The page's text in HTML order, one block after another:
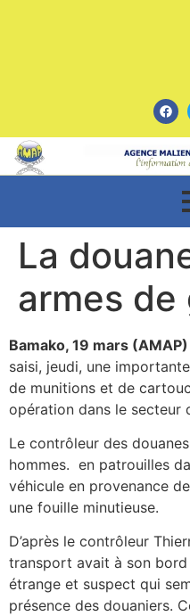
La
armes
Bamako, 19 mars (AMAP)
saisi, jeudi, une
de munitions et de
opération dans le secteur
Le contrôleur des
hommes. en patrouilles
véhicule en provenance
une fouille minutieuse.
D’après le contrôleur
transport avait à son bord
étrange et suspect qui
présence des douaniers.